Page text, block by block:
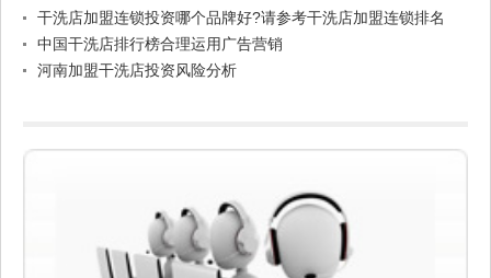
干洗店加盟连锁投资哪个品牌好?请参考干洗店加盟连锁排名
中国干洗店排行榜合理运用广告营销
河南加盟干洗店投资风险分析